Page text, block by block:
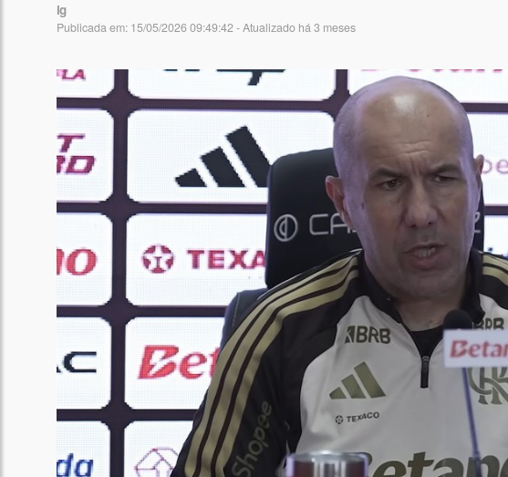
ig
Publicada em: 15/05/2026 09:49:42 - Atualizado há 3 meses